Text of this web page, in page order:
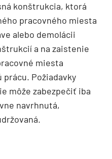
konštrukcia, ktorá
pracovného miesta
alebo demolácii
a na zaistenie
miesta
prácu. Požiadavky
môže zabezpečiť iba
navrhnutá,